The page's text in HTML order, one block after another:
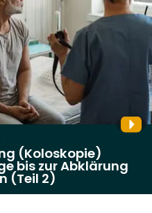
(Koloskopie)
bis zur Abklärung
(Teil 2)